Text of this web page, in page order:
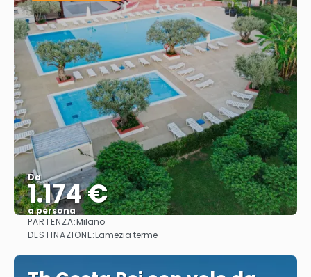
Da
1.174 €
a persona
PARTENZA:Milano
DESTINAZIONE:Lamezia terme